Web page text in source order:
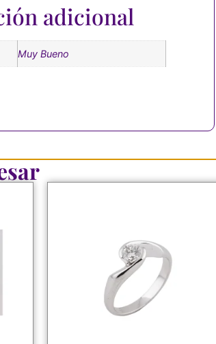
adicional
Muy Bueno